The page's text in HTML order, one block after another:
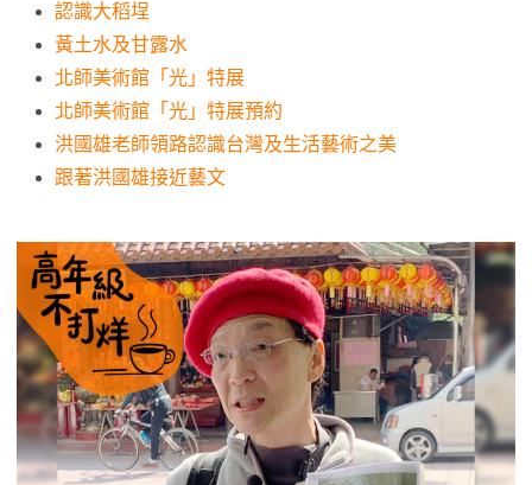
認識大稻埕
黃土水及甘露水
北師美術館「光」特展
北師美術館「光」特展預約
洪國雄老師領路認識台灣及生活藝術之美
跟著洪國雄接近藝文